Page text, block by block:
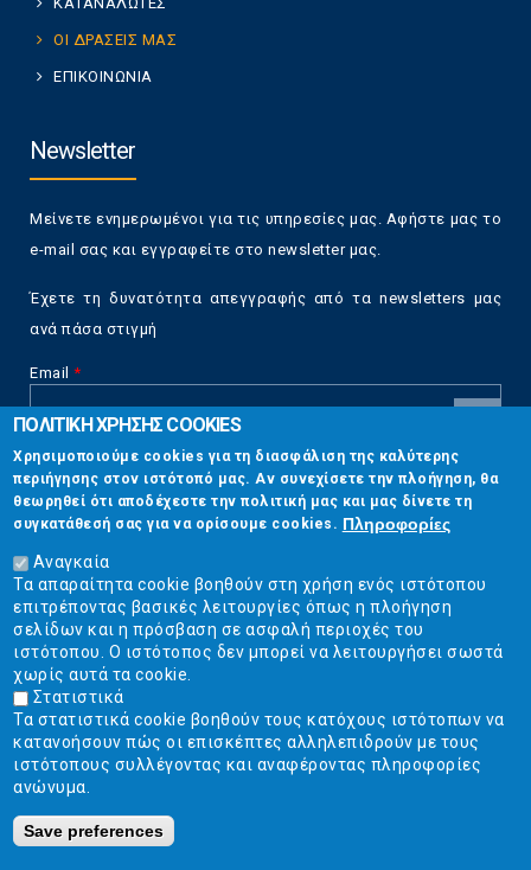
ΟΙ ΔΡΑΣΕΙΣ ΜΑΣ
ΕΠΙΚΟΙΝΩΝΙΑ
Newsletter
Μείνετε ενημερωμένοι για τις υπηρεσίες μας. Αφήστε μας το
e-mail σας και εγγραφείτε στο newsletter μας.
Έχετε τη δυνατότητα απεγγραφής από τα newsletters μας
ανά πάσα στιγμή
Email *
CAPTCHA
This
question is
for testing
whether or
not you are a
human visitor
and to
prevent
automated
spam
submissions.
5+2
Επικοινωνία
Στουρνάρη 17, Αθήνα 10683
2103304444
info@ekpizo.gr
www.ekpizo.gr
Δευ - Πεμ:10:00 πμ - 2:00 μμ
Σάβ - Κυρ: Κλειστά
ΠΟΛΙΤΙΚΗ ΧΡΗΣΗΣ COOKIES
Χρησιμοποιούμε cookies για τη διασφάλιση της καλύτερης
περιήγησης στον ιστότοπό μας. Αν συνεχίσετε την πλοήγηση, θα
θεωρηθεί ότι αποδέχεστε την πολιτική μας και μας δίνετε τη
συγκατάθεσή σας για να ορίσουμε cookies. Πληροφορίες
Αναγκαία
Τα απαραίτητα cookie βοηθούν στη χρήση ενός ιστότοπου
επιτρέποντας βασικές λειτουργίες όπως η πλοήγηση
σελίδων και η πρόσβαση σε ασφαλή περιοχές του
ιστότοπου. Ο ιστότοπος δεν μπορεί να λειτουργήσει σωστά
χωρίς αυτά τα cookie.
Στατιστικά
Τα στατιστικά cookie βοηθούν τους κατόχους ιστότοπων να
κατανοήσουν πώς οι επισκέπτες αλληλεπιδρούν με τους
ιστότοπους συλλέγοντας και αναφέροντας πληροφορίες
ανώνυμα.
Save preferences